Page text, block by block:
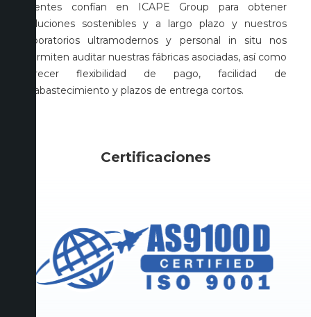
clientes confían en ICAPE Group para obtener
soluciones sostenibles y a largo plazo y nuestros
laboratorios ultramodernos y personal in situ nos
permiten auditar nuestras fábricas asociadas, así como
ofrecer flexibilidad de pago, facilidad de
reabastecimiento y plazos de entrega cortos.
Certificaciones